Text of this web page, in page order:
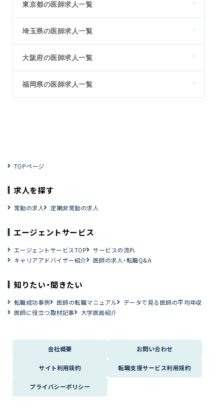
東京都の医師求人一覧
埼玉県の医師求人一覧
大阪府の医師求人一覧
福岡県の医師求人一覧
TOPページ
求人を探す
常勤の求人 定期非常勤の求人
エージェントサービス
エージェントサービスTOP
サービスの流れ
キャリアアドバイザー紹介
医師の求人・転職Q&A
知りたい・聞きたい
転職成功事例 医師の転職マニュアル
データで見る医師の平均年収
医師に役立つ取材記事
大学医局紹介
会社概要 お問い合わせ
サイト利用規約 転職支援サービス利用規約
プライバシーポリシー